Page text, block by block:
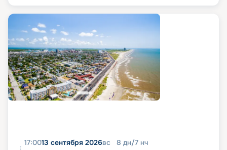
17:0013 сентября 2026вс 8 дн/7 нч